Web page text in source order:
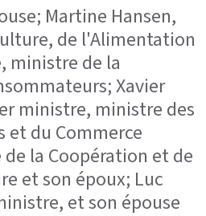
Martine Hansen,
de l'Alimentation
ministre de la
Xavier
ministre, ministre des
et du Commerce
la Coopération et de
et son époux; Luc
et son épouse